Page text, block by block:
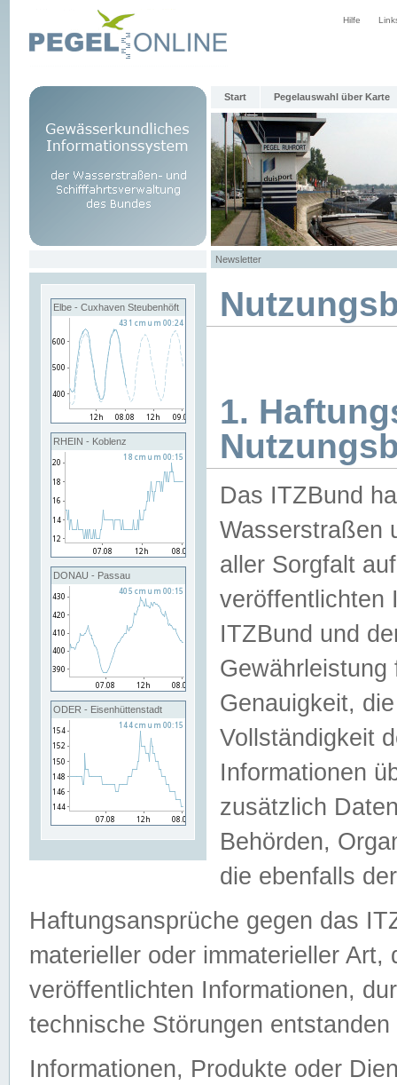
Hilfe
Start Pegelauswahl über Karte
Newsletter
Elbe - Cuxhaven Steubenhöft
RHEIN - Koblenz
DONAU - Passau
ODER - Eisenhüttenstadt
1.
Das ITZBund
Wasserstraßen
aller Sorgfalt
veröffentlichten
ITZBund und
Genauigkeit,
Vollständigkeit
Informationen
zusätzlich
Behörden,
die ebenfalls
Haftungsansprüche gegen das
materieller oder immaterieller
veröffentlichten Informationen,
technische Störungen
Informationen, Produkte oder